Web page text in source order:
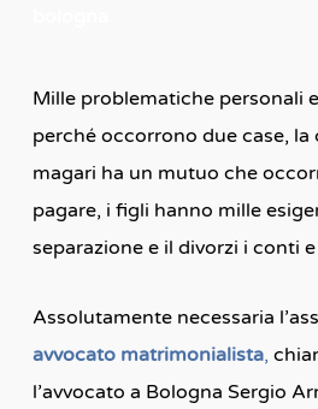
Mille problematiche personali
perché occorrono due case, la
magari ha un mutuo che
pagare, i figli hanno mille
separazione e il divorzi i conti
Assolutamente necessaria
avvocato matrimonialista,
l’avvocato a Bologna Sergio